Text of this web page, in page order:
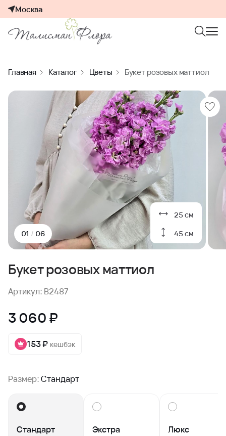
Москва
Главная Каталог Цветы Букет розовых маттиол
25 см
45 см
01 / 06
Букет розовых маттиол
Артикул: B2487
3 060 ₽
153 ₽ кешбэк
Размер:Стандарт
Стандарт Экстра Люкс